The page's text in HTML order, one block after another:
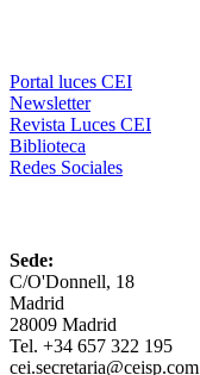
Portal luces CEI
Newsletter
Revista Luces CEI
Biblioteca
Redes Sociales
Sede:
C/O'Donnell, 18
Madrid
28009 Madrid
Tel. +34 657 322 195
cei.secretaria@ceisp.com